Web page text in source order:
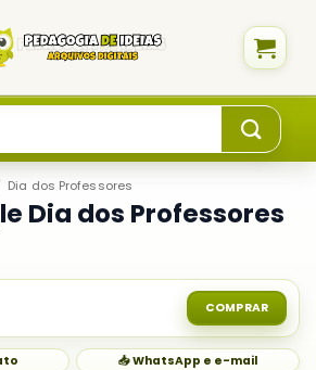
Dia dos Professores
Dia dos Professores
COMPRAR
📥 WhatsApp e e-mail